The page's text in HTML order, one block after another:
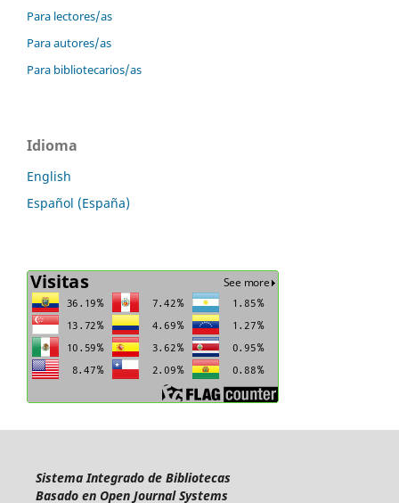
Para lectores/as
Para autores/as
Para bibliotecarios/as
Idioma
English
Español (España)
Sistema Integrado de Bibliotecas
Basado en Open Journal Systems